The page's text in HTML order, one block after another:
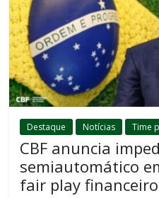
Destaque Notícias Time
CBF anuncia
semiautomático
fair play